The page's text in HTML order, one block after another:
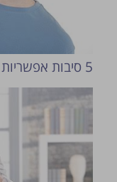
5 סיבות אפשריות לריח רע בבית